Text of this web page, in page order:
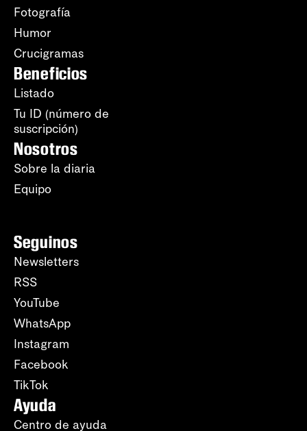
Fotografía
Humor
Crucigramas
Beneficios
Listado
Tu ID (número de
suscripción)
Nosotros
Sobre la diaria
Equipo
Seguinos
Newsletters
RSS
YouTube
WhatsApp
Instagram
Facebook
TikTok
Ayuda
Centro de ayuda